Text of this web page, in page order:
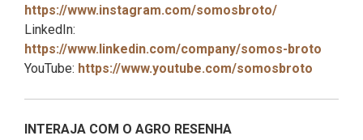
https://www.instagram.com/somosbroto/
LinkedIn:
https://www.linkedin.com/company/somos-broto
YouTube: https://www.youtube.com/somosbroto
INTERAJA COM O AGRO RESENHA